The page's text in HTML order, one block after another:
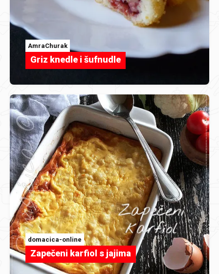
AmraChurak
Griz knedle i šufnudle
domacica-online
Zapečeni karfiol s jajima